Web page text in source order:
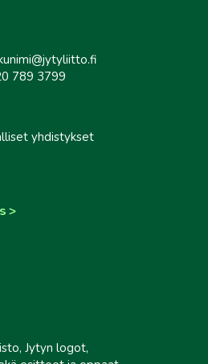
789 3799
yhdistykset
Jytyn logot,